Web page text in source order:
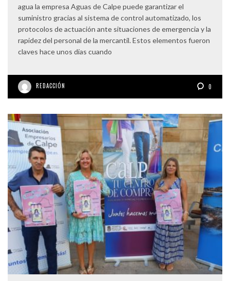
agua la empresa Aguas de Calpe puede garantizar el
suministro gracias al sistema de control automatizado, los
protocolos de actuación ante situaciones de emergencia y la
rapidez del personal de la mercantil. Estos elementos fueron
claves hace unos días cuando
REDACCIÓN 0